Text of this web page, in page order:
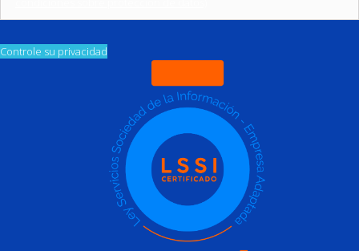
Controle su privacidad